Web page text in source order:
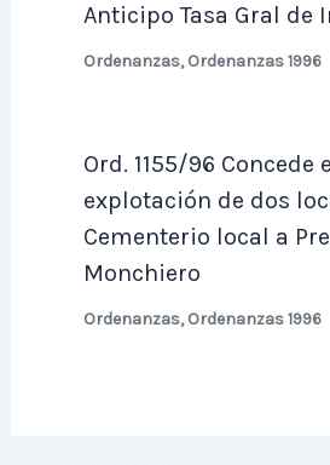
Anticipo Tasa Gral de
Ordenanzas,Ordenanzas 1996
Ord. 1155/96 Concede
explotación de dos
Cementerio local a
Monchiero
Ordenanzas,Ordenanzas 1996